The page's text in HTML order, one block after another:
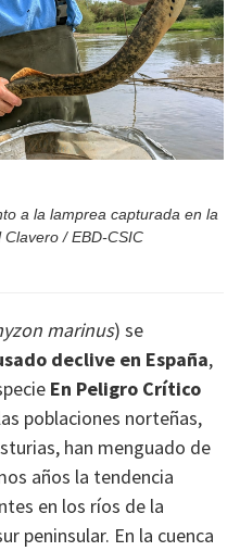
a la lamprea capturada en la
/ EBD-CSIC
marinus) se
declive en España,
En Peligro Crítico
poblaciones norteñas,
han menguado de
años la tendencia
en los ríos de la
peninsular. En la cuenca